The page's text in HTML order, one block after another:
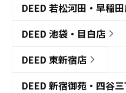
DEED 若松河田・早稲
DEED 池袋・目白店
DEED 東新宿店
DEED 新宿御苑・四谷